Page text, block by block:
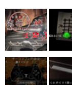
マンガ
女性向け
アプリレビュー
その他